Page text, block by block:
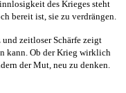
des Krieges steht
bereit ist, sie zu verdrängen.
zeitloser Schärfe zeigt
kann. Ob der Krieg wirklich
der Mut, neu zu denken.